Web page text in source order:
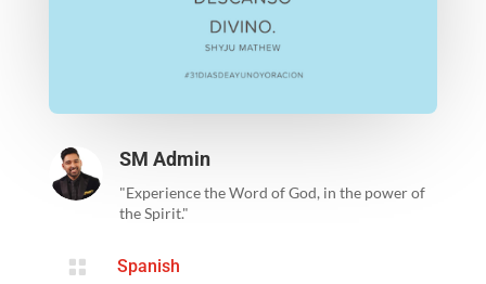
SM Admin
"Experience the Word of God, in the power of
the Spirit."
 Spanish